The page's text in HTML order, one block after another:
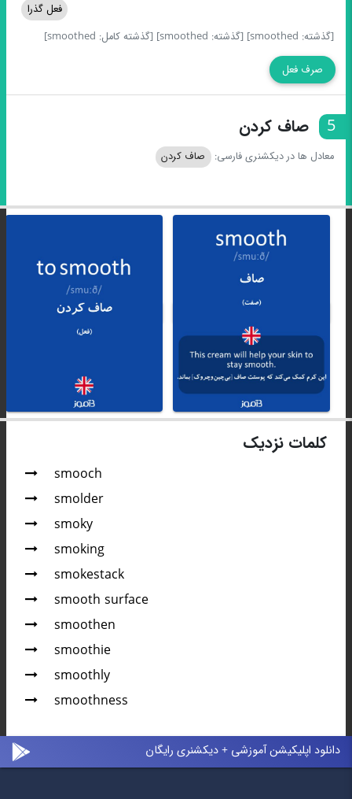
فعل گذرا
[گذشته: smoothed]
[گذشته: smoothed] [گذشته کامل: smoothed]
صرف فعل
5 صاف کردن
معادل ها در دیکشنری فارسی: صاف کردن
کلمات نزدیک
smooch
smolder
smoky
smoking
smokestack
smooth surface
smoothen
smoothie
smoothly
smoothness
دانلود اپلیکیشن آموزشی + دیکشنری رایگان